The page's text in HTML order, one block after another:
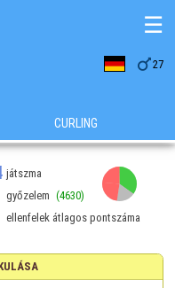
27
☰
CURLING
játszma
győzelem (4630)
ellenfelek átlagos pontszáma